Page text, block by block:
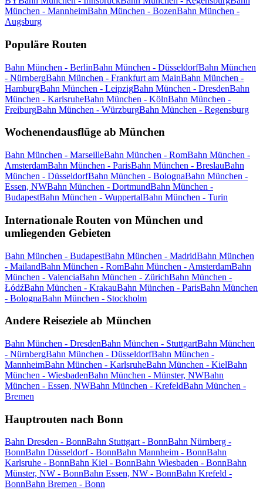
München - MannheimBahn München - BozenBahn München -
Augsburg
Populäre Routen
Bahn München - BerlinBahn München - DüsseldorfBahn München
- NürnbergBahn München - Frankfurt am MainBahn München -
HamburgBahn München - LeipzigBahn München - DresdenBahn
München - KarlsruheBahn München - KölnBahn München -
FreiburgBahn München - WürzburgBahn München - Regensburg
Wochenendausflüge ab München
Bahn München - MarseilleBahn München - RomBahn München -
AmsterdamBahn München - ParisBahn München - BreslauBahn
München - DüsseldorfBahn München - BolognaBahn München -
Essen, NWBahn München - DortmundBahn München -
BudapestBahn München - WuppertalBahn München - Turin
Internationale Routen von München und
umliegenden Gebieten
Bahn München - BudapestBahn München - MadridBahn München
- MailandBahn München - RomBahn München - AmsterdamBahn
München - ValenciaBahn München - ZürichBahn München -
ŁódźBahn München - KrakauBahn München - ParisBahn München
- BolognaBahn München - Stockholm
Andere Reiseziele ab München
Bahn München - DresdenBahn München - StuttgartBahn München
- NürnbergBahn München - DüsseldorfBahn München -
MannheimBahn München - KarlsruheBahn München - KielBahn
München - WiesbadenBahn München - Münster, NWBahn
München - Essen, NWBahn München - KrefeldBahn München -
Bremen
Hauptrouten nach Bonn
Bahn Dresden - BonnBahn Stuttgart - BonnBahn Nürnberg -
BonnBahn Düsseldorf - BonnBahn Mannheim - BonnBahn
Karlsruhe - BonnBahn Kiel - BonnBahn Wiesbaden - BonnBahn
Münster, NW - BonnBahn Essen, NW - BonnBahn Krefeld -
BonnBahn Bremen - Bonn